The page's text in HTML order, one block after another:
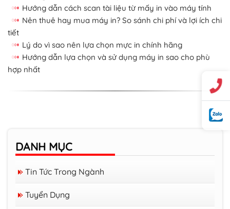
Hướng dẫn cách scan tài liệu từ mấy in vào máy tính
Nên thuê hay mua máy in? So sánh chi phí và lợi ích chi
tiết
Lý do vì sao nên lựa chọn mực in chính hãng
Hướng dẫn lựa chọn và sử dụng máy in sao cho phù
hợp nhất
DANH MỤC
Tin Tức Trong Ngành
Tuyển Dụng